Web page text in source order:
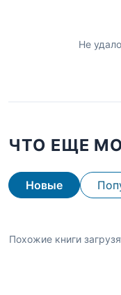
Не
ЧТО ЕЩЕ
Новые
Похожие книги